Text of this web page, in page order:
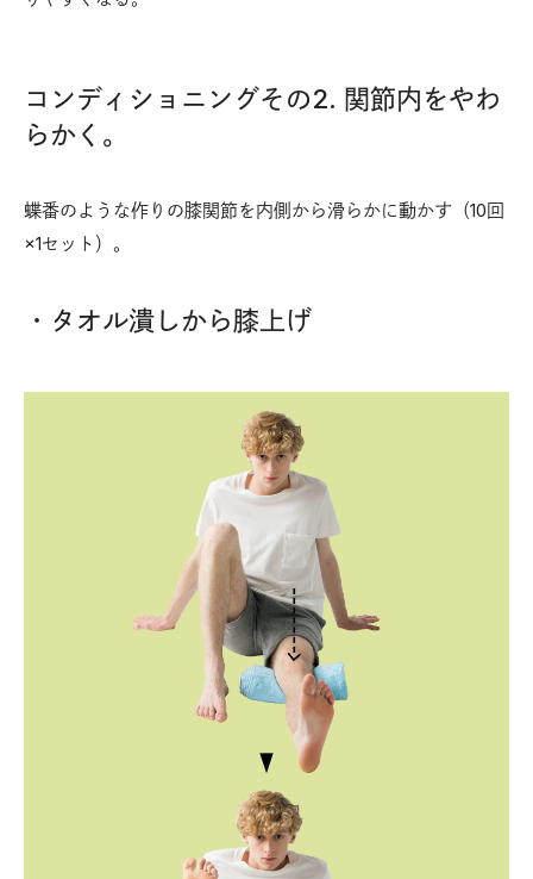
コンディショニングその2. 関節内をやわ
らかく。
蝶番のような作りの膝関節を内側から滑らかに動かす（10回
×1セット）。
・タオル潰しから膝上げ